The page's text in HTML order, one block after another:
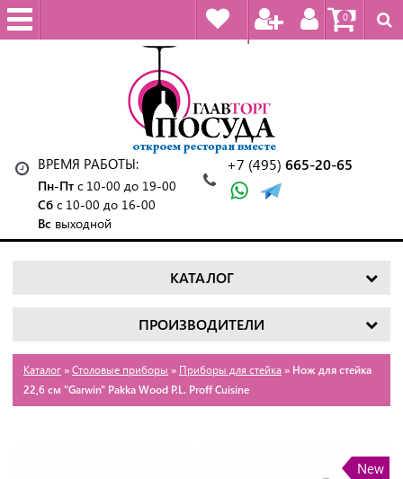
0
ВРЕМЯ РАБОТЫ:
Пн-Пт с 10-00 до 19-00
Сб с 10-00 до 16-00
Вс выходной
+7 (495) 665-20-65
КАТАЛОГ
ПРОИЗВОДИТЕЛИ
Каталог » Столовые приборы » Приборы для стейка » Нож для стейка
22,6 см "Garwin" Pakka Wood P.L. Proff Cuisine
New